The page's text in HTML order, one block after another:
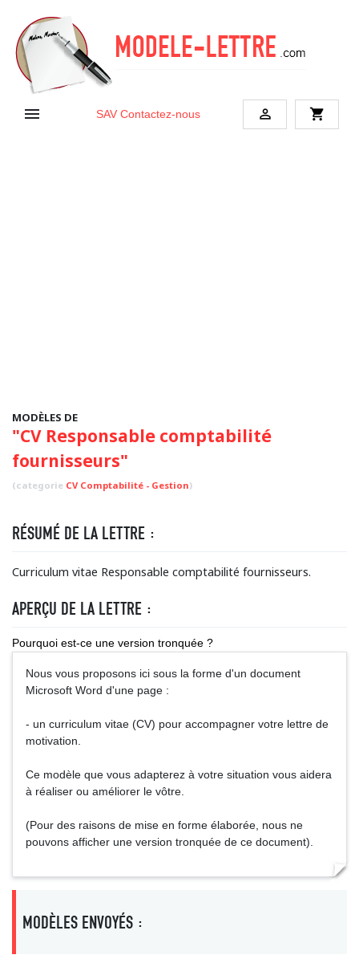
 SAV Contactez-nous  shopping_cart
MODÈLES DE
"CV Responsable comptabilité
fournisseurs"
(categorie CV Comptabilité - Gestion)
RÉSUMÉ DE LA LETTRE :
Curriculum vitae Responsable comptabilité fournisseurs.
APERÇU DE LA LETTRE :
Pourquoi est-ce une version tronquée ?
Nous vous proposons ici sous la forme d'un document
Microsoft Word d'une page :
- un curriculum vitae (CV) pour accompagner votre lettre de
motivation.
Ce modèle que vous adapterez à votre situation vous aidera
à réaliser ou améliorer le vôtre.
(Pour des raisons de mise en forme élaborée, nous ne
pouvons afficher une version tronquée de ce document).
MODÈLES ENVOYÉS :